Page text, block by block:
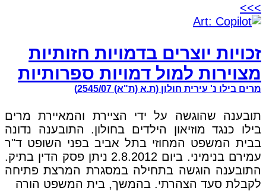
>>>
זכויות יוצרים בדמויות חזותיות
מצוירות למול דמויות ספרותיות
מרים בילו נ' עירית חולון (ת.א (ת"א) 2545/07)
תובענה שהוגשה על ידי הציירת והמאיירת מרים
בילו כנגד מוזיאון הילדים בחולון. התובענה נדונה
בבית המשפט המחוזי בתל אביב בפני השופט ד"ר
עמירם בנימיני. ביום 2.8.2012 ניתן פסק הדין בתיק.
התובענה הוגשה בתחילה במסגרת המרצת פתיחה
לקבלת סעד הצהרתי. בהמשך, בית המשפט הורה